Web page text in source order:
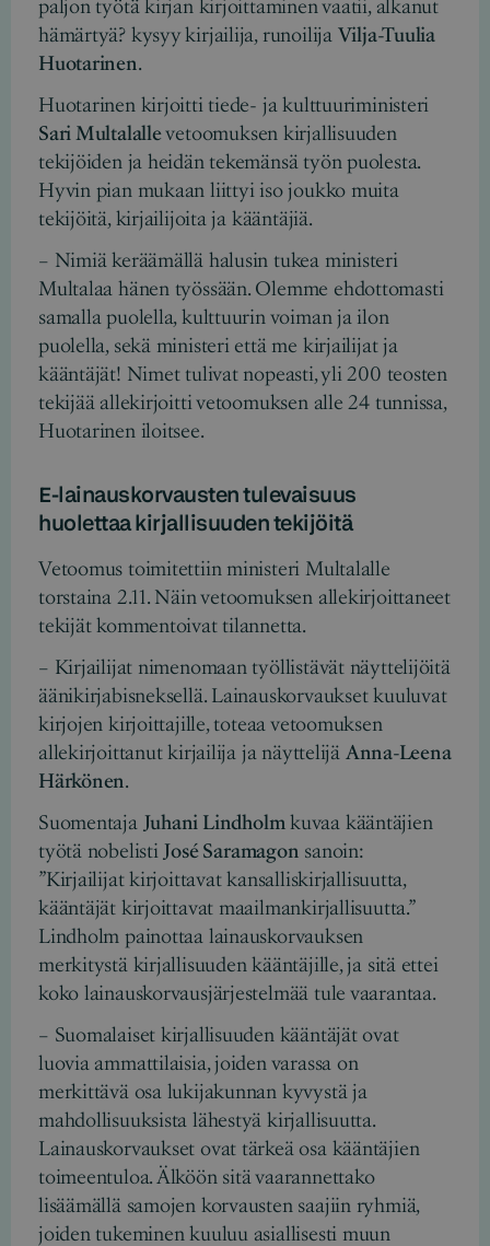
paljon työtä kirjan kirjoittaminen vaatii, alkanut
hämärtyä? kysyy kirjailija, runoilija Vilja-Tuulia
Huotarinen.
Huotarinen kirjoitti tiede- ja kulttuuriministeri
Sari Multalallevetoomuksen kirjallisuuden
tekijöiden ja heidän tekemänsä työn puolesta.
Hyvin pian mukaan liittyi iso joukko muita
tekijöitä, kirjailijoita ja kääntäjiä.
– Nimiä keräämällä halusin tukea ministeri
Multalaa hänen työssään. Olemme ehdottomasti
samalla puolella, kulttuurin voiman ja ilon
puolella, sekä ministeri että me kirjailijat ja
kääntäjät! Nimet tulivat nopeasti, yli 200 teosten
tekijää allekirjoitti vetoomuksen alle 24 tunnissa,
Huotarinen iloitsee.
E-lainauskorvausten tulevaisuus
huolettaa kirjallisuuden tekijöitä
Vetoomus toimitettiin ministeri Multalalle
torstaina 2.11. Näin vetoomuksen allekirjoittaneet
tekijät kommentoivat tilannetta.
– Kirjailijat nimenomaan työllistävät näyttelijöitä
äänikirjabisneksellä. Lainauskorvaukset kuuluvat
kirjojen kirjoittajille, toteaa vetoomuksen
allekirjoittanut kirjailija ja näyttelijä Anna-Leena
Härkönen.
Suomentaja Juhani Lindholmkuvaa kääntäjien
työtä nobelisti José Saramagon sanoin:
”Kirjailijat kirjoittavat kansalliskirjallisuutta,
kääntäjät kirjoittavat maailmankirjallisuutta.”
Lindholm painottaa lainauskorvauksen
merkitystä kirjallisuuden kääntäjille, ja sitä ettei
koko lainauskorvausjärjestelmää tule vaarantaa.
– Suomalaiset kirjallisuuden kääntäjät ovat
luovia ammattilaisia, joiden varassa on
merkittävä osa lukijakunnan kyvystä ja
mahdollisuuksista lähestyä kirjallisuutta.
Lainauskorvaukset ovat tärkeä osa kääntäjien
toimeentuloa. Älköön sitä vaarannettako
lisäämällä samojen korvausten saajiin ryhmiä,
joiden tukeminen kuuluu asiallisesti muun